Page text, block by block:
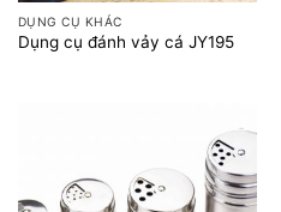
DỤNG CỤ KHÁC
Dụng cụ đánh vảy cá JY195